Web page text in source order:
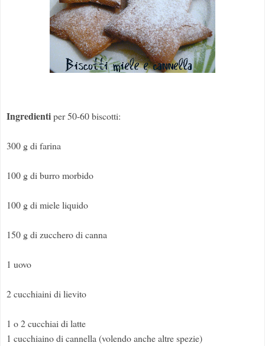
Ingredientiper 50-60 biscotti:
300 g di farina
100 g di burro morbido
100 g di miele liquido
150 g di zucchero di canna
1 uovo
2 cucchiaini di lievito
1 o 2 cucchiai di latte
1 cucchiaino di cannella (volendo anche altre spezie)